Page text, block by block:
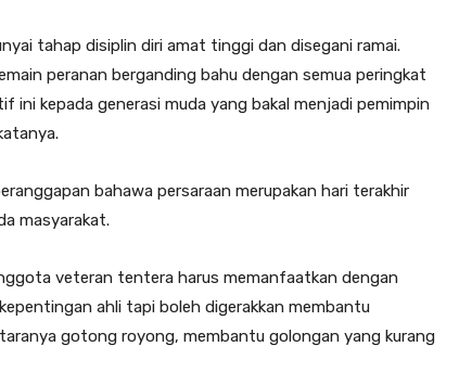
tahap disiplin diri amat tinggi dan disegani ramai.
peranan berganding bahu dengan semua peringkat
ini kepada generasi muda yang bakal menjadi pemimpin
bahawa persaraan merupakan hari terakhir
masyarakat.
veteran tentera harus memanfaatkan dengan
ahli tapi boleh digerakkan membantu
gotong royong, membantu golongan yang kurang